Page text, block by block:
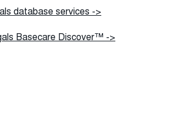
database services ->
Basecare Discover™ ->